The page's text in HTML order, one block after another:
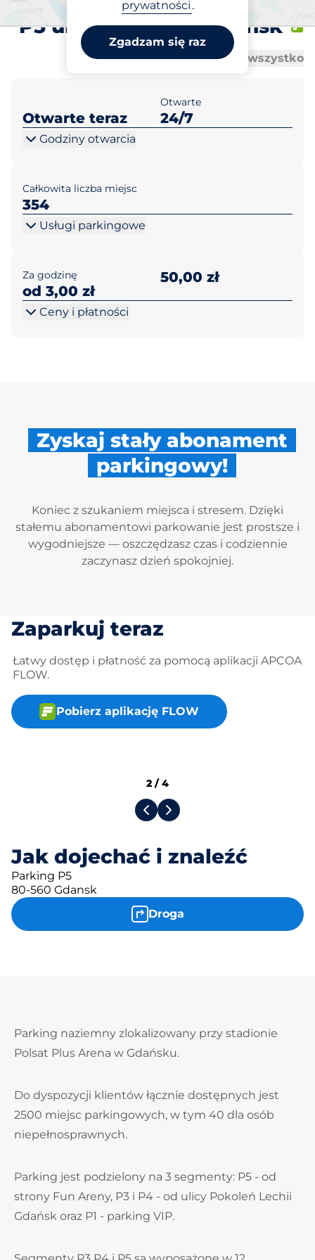
prywatności .
Zgadzam się raz
P5 ul. Pok. Lechii Gdańsk
Otwórz wszystkoZamknij wszystko
Otwarte teraz
Otwarte
24/7
Godziny otwarcia
Całkowita liczba miejsc
354
Usługi parkingowe
Za godzinę
od 3,00 zł
50,00 zł
Ceny i płatności
Zyskaj stały abonament
parkingowy!
Koniec z szukaniem miejsca i stresem. Dzięki
stałemu abonamentowi parkowanie jest prostsze i
wygodniejsze — oszczędzasz czas i codziennie
zaczynasz dzień spokojniej.
Zaparkuj teraz
Łatwy dostęp i płatność za pomocą aplikacji APCOA
FLOW.
Pobierz aplikację FLOW
Jak dojechać i znaleźć
Parking P5
80-560 Gdansk
Droga
2 /4
Parking naziemny zlokalizowany przy stadionie
Polsat Plus Arena w Gdańsku.
Do dyspozycji klientów łącznie dostępnych jest
2500 miejsc parkingowych, w tym 40 dla osób
niepełnosprawnych.
Parking jest podzielony na 3 segmenty: P5 - od
strony Fun Areny, P3 i P4 - od ulicy Pokoleń Lechii
Gdańsk oraz P1 - parking VIP.